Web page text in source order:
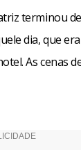
terminou
dia, que
As cenas